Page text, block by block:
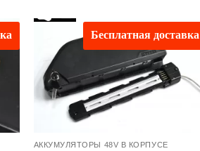
Бесплатная доставка
до
списку
бажань
АККУМУЛЯТОРЫ 48V В КОРПУСЕ